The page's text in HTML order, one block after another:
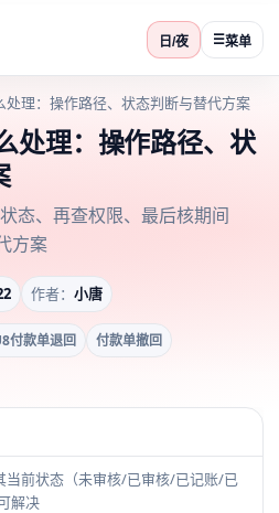
日/夜 ☰菜单
处理：操作路径、状态判断与替代方案
处理：操作路径、状
态、再查权限、最后核期间
方案
作者： 小唐
付款单退回
付款单撤回
当前状态（未审核/已审核/已记账/已
解决